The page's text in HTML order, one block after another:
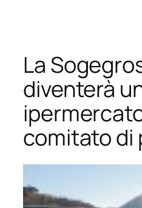
contenuto
La
diventerà
comitato di